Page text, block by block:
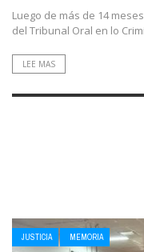
Luego de más de 14
del Tribunal Oral en lo
LEE MAS
JUSTICIA MEMORIA